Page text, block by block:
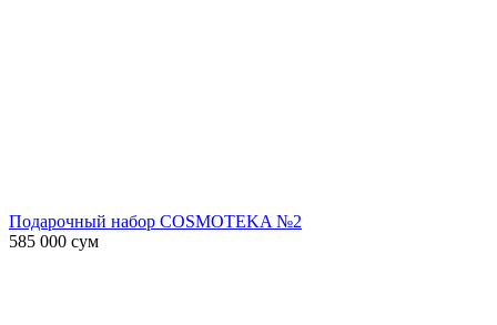
Подарочный набор COSMOTEKA №2
585 000 сум